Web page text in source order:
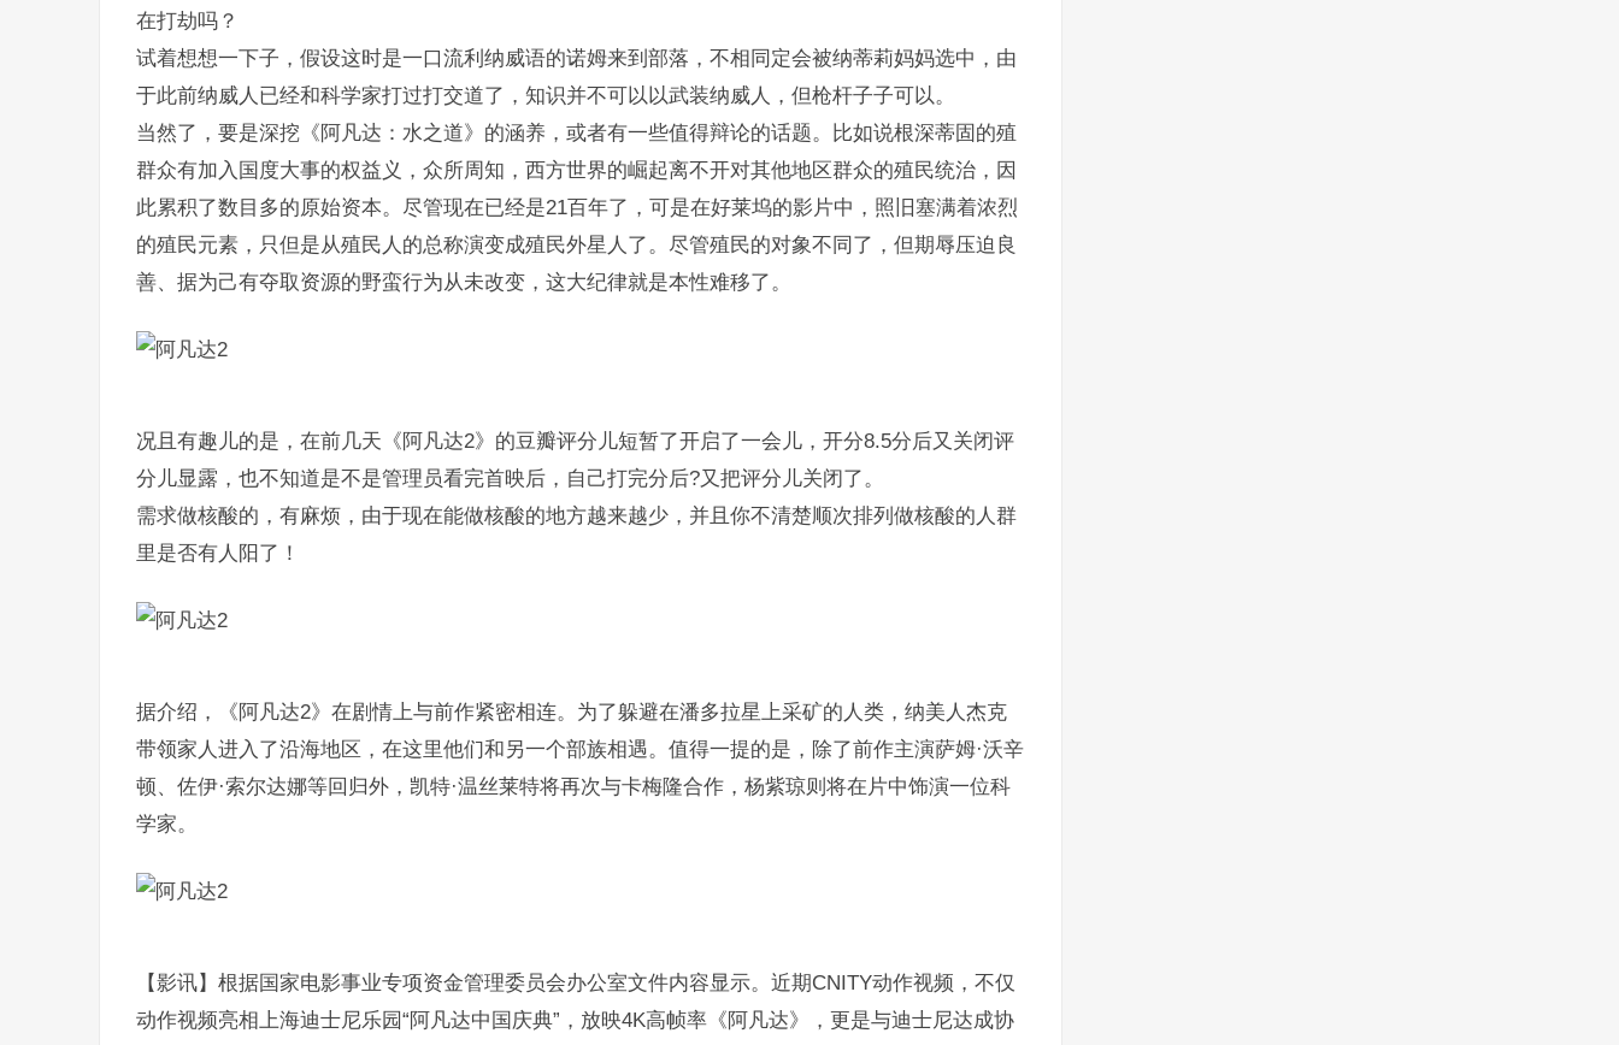
在打劫吗？
试着想想一下子，假设这时是一口流利纳威语的诺姆来到部落，不相同定会被纳蒂莉妈妈选中，由
于此前纳威人已经和科学家打过打交道了，知识并不可以以武装纳威人，但枪杆子子可以。
当然了，要是深挖《阿凡达：水之道》的涵养，或者有一些值得辩论的话题。比如说根深蒂固的殖
群众有加入国度大事的权益义，众所周知，西方世界的崛起离不开对其他地区群众的殖民统治，因
此累积了数目多的原始资本。尽管现在已经是21百年了，可是在好莱坞的影片中，照旧塞满着浓烈
的殖民元素，只但是从殖民人的总称演变成殖民外星人了。尽管殖民的对象不同了，但期辱压迫良
善、据为己有夺取资源的野蛮行为从未改变，这大纪律就是本性难移了。
况且有趣儿的是，在前几天《阿凡达2》的豆瓣评分儿短暂了开启了一会儿，开分8.5分后又关闭评
分儿显露，也不知道是不是管理员看完首映后，自己打完分后?又把评分儿关闭了。
需求做核酸的，有麻烦，由于现在能做核酸的地方越来越少，并且你不清楚顺次排列做核酸的人群
里是否有人阳了！
据介绍，《阿凡达2》在剧情上与前作紧密相连。为了躲避在潘多拉星上采矿的人类，纳美人杰克
带领家人进入了沿海地区，在这里他们和另一个部族相遇。值得一提的是，除了前作主演萨姆·沃辛
顿、佐伊·索尔达娜等回归外，凯特·温丝莱特将再次与卡梅隆合作，杨紫琼则将在片中饰演一位科
学家。
【影讯】根据国家电影事业专项资金管理委员会办公室文件内容显示。近期CNITY动作视频，不仅
动作视频亮相上海迪士尼乐园“阿凡达中国庆典”，放映4K高帧率《阿凡达》，更是与迪士尼达成协